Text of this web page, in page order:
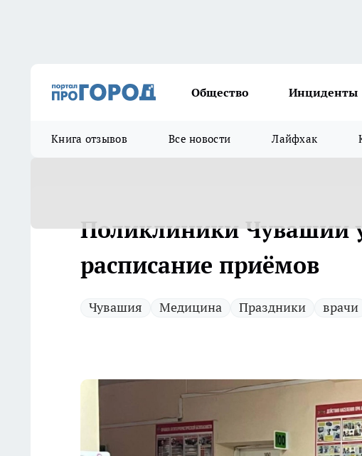
Общество Инциденты
Книга отзывов Все новости Лайфхак
Поликлиники Чувашии
расписание приёмов
Чувашия Медицина Праздники врачи